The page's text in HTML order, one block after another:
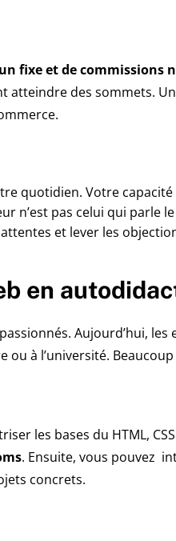
un fixe et de commissions
atteindre des sommets.
quotidien. Votre
n’est pas celui qui parle
et lever les
en
Aujourd’hui,
à l’université.
les bases du HTML,
. Ensuite, vous pouvez
concrets.